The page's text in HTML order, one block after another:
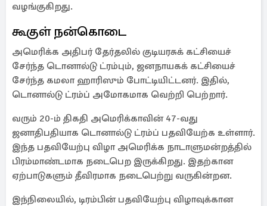
வழங்குகிறது.
கூகுள் நன்கொடை
அமெரிக்க அதிபர் தேர்தலில் குடியரசுக் கட்சியைச்
சேர்ந்த டொனால்டு ட்ரம்பும், ஜனநாயகக் கட்சியைச்
சேர்ந்த கமலா ஹாரிஸும் போட்டியிட்டனர். இதில்,
டொனால்டு ட்ரம்ப் அமோகமாக வெற்றி பெற்றார்.
வரும் 20-ம் திகதி அமெரிக்காவின் 47-வது
ஜனாதிபதியாக டொனால்டு ட்ரம்ப் பதவியேற்க உள்ளார்.
இந்த பதவியேற்பு விழா அமெரிக்க நாடாளுமன்றத்தில்
பிரம்மாண்டமாக நடைபெற இருக்கிறது. இதற்கான
ஏற்பாடுகளும் தீவிரமாக நடைபெற்று வருகின்றன.
இந்நிலையில், டிரம்பின் பதவியேற்பு விழாவுக்கான